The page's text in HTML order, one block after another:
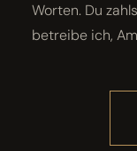
Worten. Du
betreibe ich,